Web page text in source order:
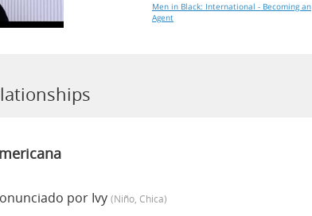
Men in Black: International - Becoming an
Agent
por Ivy (niño, Chica)